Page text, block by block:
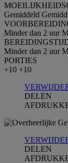
Gemiddeld
Minder dan 2 uur
Minder dan 2 uur
PORTIES
+10 +10
DELEN
DELEN